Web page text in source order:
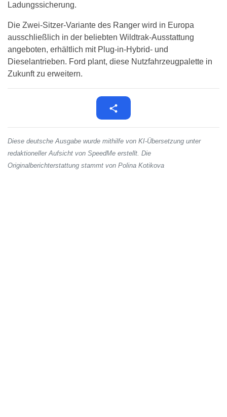
Ladungssicherung.
Die Zwei-Sitzer-Variante des Ranger wird in Europa
ausschließlich in der beliebten Wildtrak-Ausstattung
angeboten, erhältlich mit Plug-in-Hybrid- und
Dieselantrieben. Ford plant, diese Nutzfahrzeugpalette in
Zukunft zu erweitern.
Diese deutsche Ausgabe wurde mithilfe von KI-Übersetzung unter
redaktioneller Aufsicht von SpeedMe erstellt. Die
Originalberichterstattung stammt von Polina Kotikova